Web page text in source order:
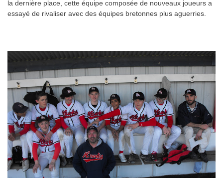
la dernière place, cette équipe composée de nouveaux joueurs a
essayé de rivaliser avec des équipes bretonnes plus aguerries.